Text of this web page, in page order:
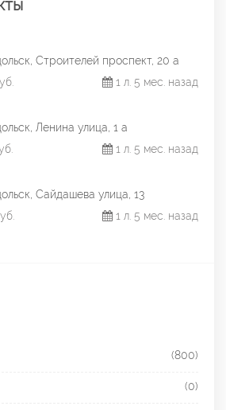
Строителей проспект, 20 а
1 л. 5 мес. назад
Ленина улица, 1 а
1 л. 5 мес. назад
Сайдашева улица, 13
1 л. 5 мес. назад
(800)
(0)